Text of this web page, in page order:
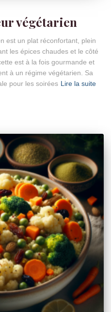
végétarien
est un plat réconfortant, plein
les épices chaudes et le côté
est à la fois gourmande et
à un régime végétarien. Sa
pour les soirées Lire la suite